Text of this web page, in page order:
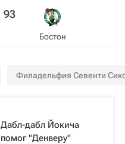
93
Бостон
Филадельфия Севенти
Дабл-дабл Йокича
помог "Денверу"